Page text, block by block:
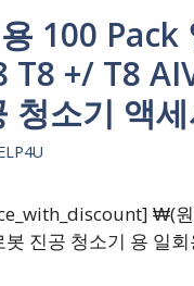
100
T8 +/ T8
청소기 액
₩(
진공 청소기 용 일